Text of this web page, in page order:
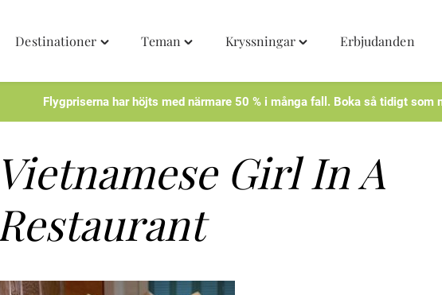
Destinationer Teman
Toggle
Kryssningar Erbjudanden
Flygpriserna har höjts med närmare 50 % i många fall. Boka så tidigt som
Vietnamese Girl In A
Restaurant